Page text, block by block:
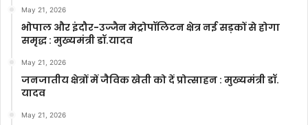
May 21, 2026
भोपाल और इंदौर-उज्जैन मेट्रोपॉलिटन क्षेत्र नई सड़कों से होगा
समृद्ध : मुख्यमंत्री डॉ.यादव
May 21, 2026
जनजातीय क्षेत्रों में जैविक खेती को दें प्रोत्साहन : मुख्यमंत्री डॉ.
यादव
May 21, 2026